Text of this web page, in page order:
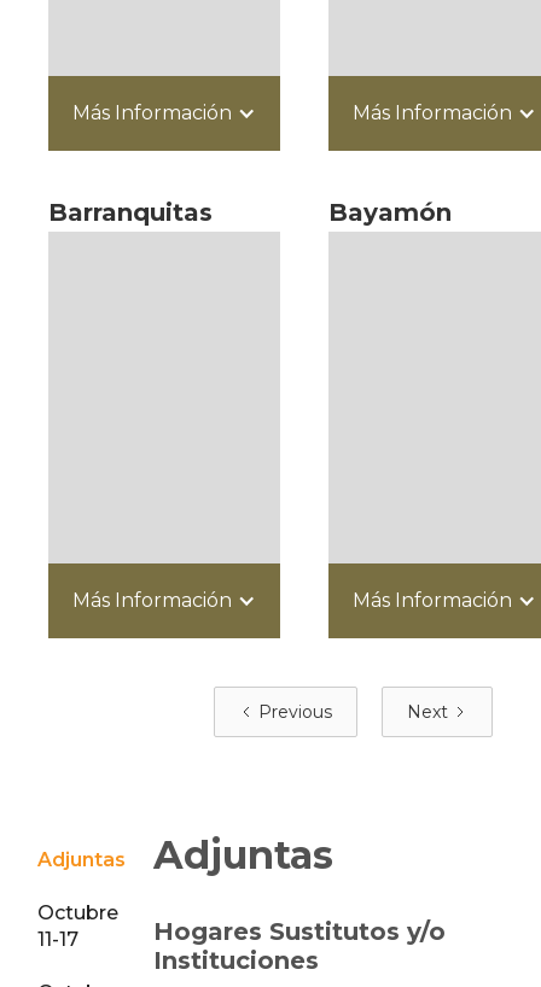
Más Información Más Información
Barranquitas
Más Información
Bayamón
Más Información
Previous Next
Adjuntas
Octubre
11-17
Adjuntas
y
Hogares Sustitutos y/o
Instituciones